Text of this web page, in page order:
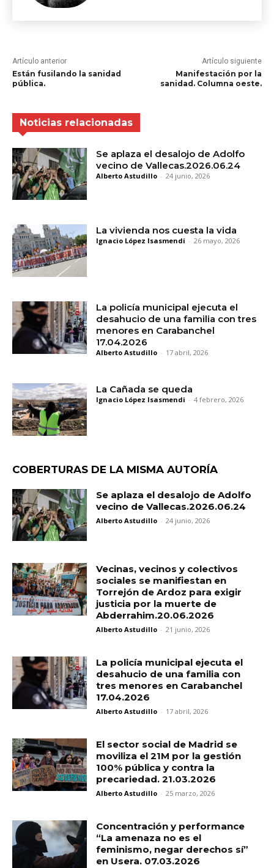
Artículo anterior
Están fusilando la sanidad
pública.
Artículo siguiente
Manifestación por la
sanidad. Columna oeste.
Noticias relacionadas
Se aplaza el desalojo de Adolfo
vecino de Vallecas.2026.06.24
Alberto Astudillo - 24 junio, 2026
La vivienda nos cuesta la vida
Ignacio López Isasmendi - 26 mayo, 2026
La policía municipal ejecuta el
desahucio de una familia con tres
menores en Carabanchel
17.04.2026
Alberto Astudillo - 17 abril, 2026
La Cañada se queda
Ignacio López Isasmendi - 4 febrero, 2026
COBERTURAS DE LA MISMA AUTORÍA
Se aplaza el desalojo de Adolfo
vecino de Vallecas.2026.06.24
Alberto Astudillo - 24 junio, 2026
Vecinas, vecinos y colectivos
sociales se manifiestan en
Torrejón de Ardoz para exigir
justicia por la muerte de
Abderrahim.20.06.2026
Alberto Astudillo - 21 junio, 2026
La policía municipal ejecuta el
desahucio de una familia con
tres menores en Carabanchel
17.04.2026
Alberto Astudillo - 17 abril, 2026
El sector social de Madrid se
moviliza el 21M por la gestión
100% pública y contra la
precariedad. 21.03.2026
Alberto Astudillo - 25 marzo, 2026
Concentración y performance
“La amenaza no es el
feminismo, negar derechos sí”
en Usera. 07.03.2026